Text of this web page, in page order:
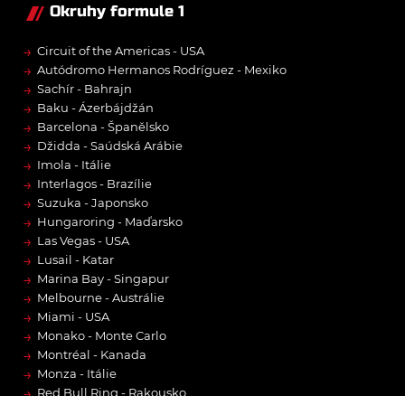
Okruhy formule 1
→ Circuit of the Americas - USA
→ Autódromo Hermanos Rodríguez - Mexiko
→ Sachír - Bahrajn
→ Baku - Ázerbájdžán
→ Barcelona - Španělsko
→ Džidda - Saúdská Arábie
→ Imola - Itálie
→ Interlagos - Brazílie
→ Suzuka - Japonsko
→ Hungaroring - Maďarsko
→ Las Vegas - USA
→ Lusail - Katar
→ Marina Bay - Singapur
→ Melbourne - Austrálie
→ Miami - USA
→ Monako - Monte Carlo
→ Montréal - Kanada
→ Monza - Itálie
Red Bull Ring - Rakousko